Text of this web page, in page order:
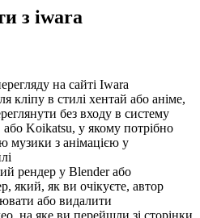
з iwara
на сайті Iwara
кліпу в стилі хентай або аніме,
без входу в систему
Koikatsu, у якому потрібно
музики з анімацією у
рендер у Blender або
який, як ви очікуєте, автор
або видалити
на яке ви перейшли зі сторінки